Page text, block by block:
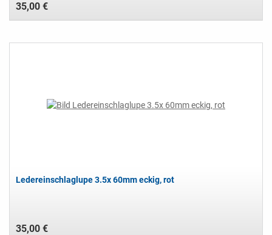
35,00 €
Ledereinschlaglupe 3.5x 60mm eckig, rot
35,00 €